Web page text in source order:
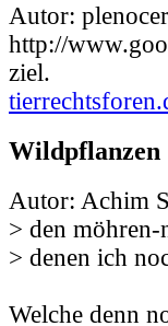
Autor:
http://
ziel.
Wildpflanzen
Autor: Achim
> den möhren-
> denen ich
Welche denn